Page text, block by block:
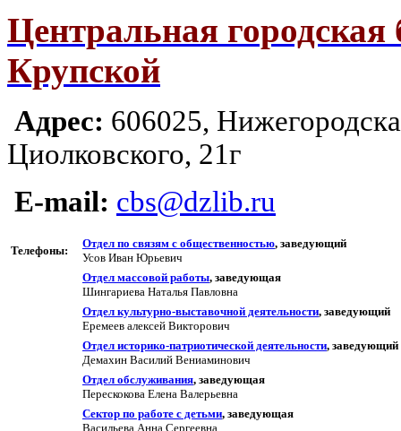
Центральная
Крупской
Адрес: 606025,
Циолковского, 21г
E-mail: cbs@dzlib.ru
Телефоны:
Отдел по связям с общественностью, заведующий
Усов Иван Юрьевич
Отдел массовой работы, заведующая
Шингариева Наталья Павловна
Отдел культурно-выставочной деятельности, заведующий
Еремеев алексей Викторович
Отдел историко-патриотической деятельности, заведующий
Демахин Василий Вениаминович
Отдел обслуживания, заведующая
Перескокова Елена Валерьевна
Сектор по работе с детьми, заведующая
Васильева Анна Сергеевна